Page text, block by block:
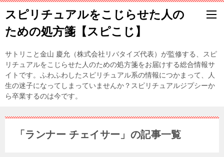
スピリチュアルをこじらせた人の
ための処方箋【スピこじ】
サトリこと金山 慶允（株式会社リバタイズ代表）が監修する、スピ
リチュアルをこじらせた人のための処方箋をお届けする総合情報サ
イトです。ふわふわしたスピリチュアル系の情報につかまって、人
生の迷子になってしまっていませんか？スピリチュアルジプシーか
ら卒業するのは今です。
「ランナー チェイサー」の記事一覧